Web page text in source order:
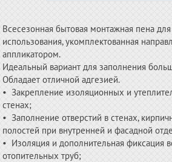
Всесезонная бытовая монтажная пена
использования, укомплектованная
аппликатором.
Идеальный вариант для заполнения
Обладает отличной адгезией.
• Закрепление изоляционных и
стенах;
• Заполнение отверстий в стенах,
полостей при внутренней и фасадной
• Изоляция и дополнительная фиксация
отопительных труб;